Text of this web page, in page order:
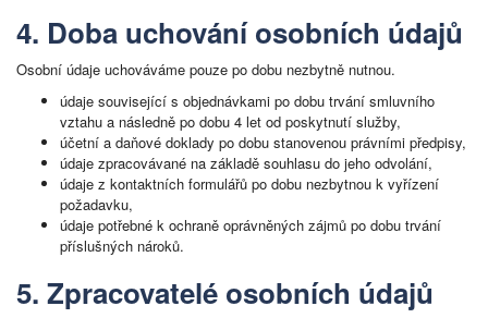
4. Doba uchování osobních údajů
Osobní údaje uchováváme pouze po dobu nezbytně nutnou.
údaje související s objednávkami po dobu trvání smluvního
vztahu a následně po dobu 4 let od poskytnutí služby,
účetní a daňové doklady po dobu stanovenou právními předpisy,
údaje zpracovávané na základě souhlasu do jeho odvolání,
údaje z kontaktních formulářů po dobu nezbytnou k vyřízení
požadavku,
údaje potřebné k ochraně oprávněných zájmů po dobu trvání
příslušných nároků.
5. Zpracovatelé osobních údajů